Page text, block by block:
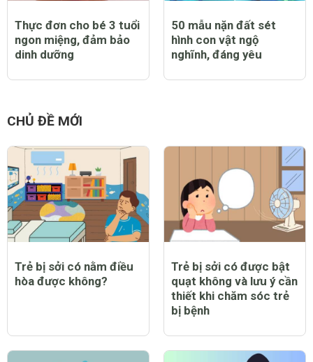
Thực đơn cho bé 3 tuổi
ngon miệng, đảm bảo
dinh dưỡng
50 mẫu nặn đất sét
hình con vật ngộ
nghĩnh, đáng yêu
CHỦ ĐỀ MỚI
Trẻ bị sởi có nằm điều
hòa được không?
Trẻ bị sởi có được bật
quạt không và lưu ý cần
thiết khi chăm sóc trẻ
bị bệnh